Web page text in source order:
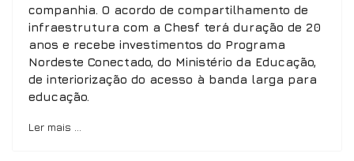
companhia. O acordo de compartilhamento de
infraestrutura com a Chesf terá duração de 20
anos e recebe investimentos do Programa
Nordeste Conectado, do Ministério da Educação,
de interiorização do acesso à banda larga para
educação.
Ler mais …